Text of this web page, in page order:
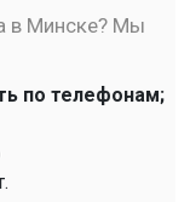
в Минске? Мы
по телефонам;